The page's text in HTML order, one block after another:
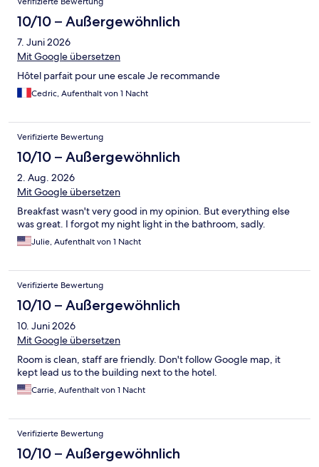
10/10 – Außergewöhnlich
7. Juni 2026
Mit Google übersetzen
Hôtel parfait pour une escale Je recommande
Cedric, Aufenthalt von 1 Nacht
Verifizierte Bewertung
10/10 – Außergewöhnlich
2. Aug. 2026
Mit Google übersetzen
Breakfast wasn't very good in my opinion. But everything else
was great. I forgot my night light in the bathroom, sadly.
Julie, Aufenthalt von 1 Nacht
Verifizierte Bewertung
10/10 – Außergewöhnlich
10. Juni 2026
Mit Google übersetzen
Room is clean, staff are friendly. Don't follow Google map, it
kept lead us to the building next to the hotel.
Carrie, Aufenthalt von 1 Nacht
Verifizierte Bewertung
10/10 – Außergewöhnlich